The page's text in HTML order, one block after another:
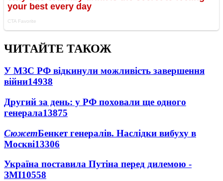
ЧИТАЙТЕ ТАКОЖ
У МЗС РФ відкинули можливість завершення
війни14938
Другий за день: у РФ поховали ще одного
генерала13875
СюжетБенкет генералів. Наслідки вибуху в
Москві13306
Україна поставила Путіна перед дилемою -
ЗМІ10558